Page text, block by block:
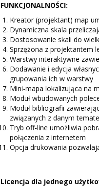
FUNKCJONALNOŚCI:
Kreator (projektant) map
Dynamiczna skala
Dostosowanie skali do
Sprzężona z projektantem
Warstwy interaktywne
Dodawanie i edycja
grupowania ich w warstwy
Mini-mapa lokalizująca na
Moduł wbudowanych
Moduł bibliografii
związanych z danym
Tryb off-line umożliwia
połączenia z internetem
Opcja drukowania
Licencja dla jednego